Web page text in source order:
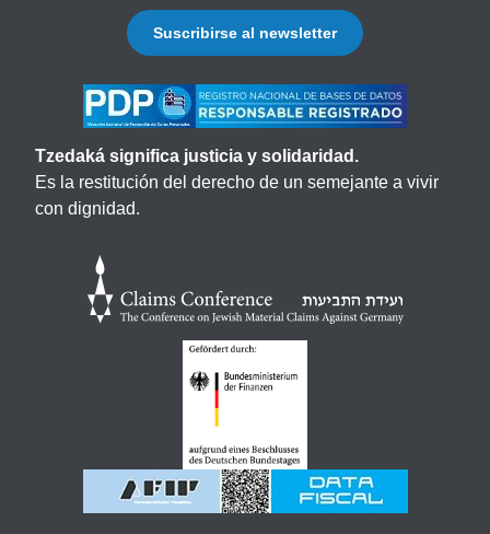
Suscribirse al newsletter
Tzedaká significa justicia y solidaridad.
Es la restitución del derecho de un semejante a vivir
con dignidad.